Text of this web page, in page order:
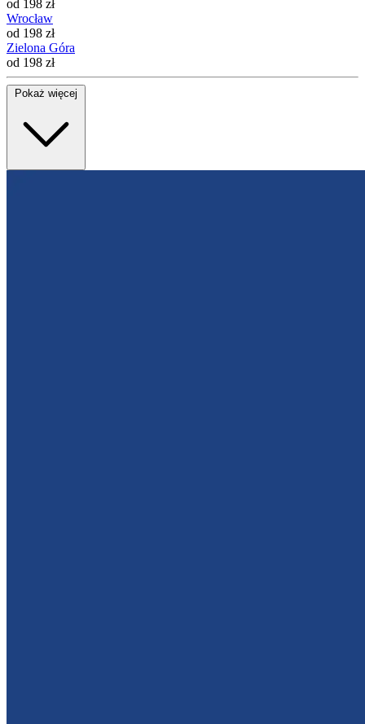
od 198 zł
Wrocław
od 198 zł
Zielona Góra
od 198 zł